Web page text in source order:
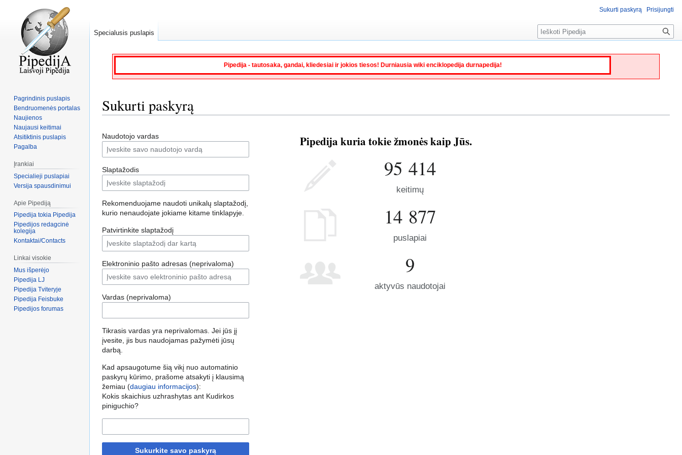
Pipedija - tautosaka, gandai, kliedesiai ir jokios tiesos! Durniausia wiki enciklopedija durnapedija!
Sukurti paskyrą
to
navigation
to
search
Naudotojo vardas
Slaptažodis
Rekomenduojame naudoti unikalų slaptažodį,
kurio nenaudojate jokiame kitame tinklapyje.
Patvirtinkite slaptažodį
Elektroninio pašto adresas (neprivaloma)
Vardas (neprivaloma)
Tikrasis vardas yra neprivalomas. Jei jūs jį
įvesite, jis bus naudojamas pažymėti jūsų
darbą.
Kad apsaugotume šią vikį nuo automatinio
paskyrų kūrimo, prašome atsakyti į klausimą
žemiau (daugiau informacijos):
Kokis skaichius uzhrashytas ant Kudirkos
piniguchio?
Sukurkite savo paskyrą
Pipedija kuria tokie žmonės kaip Jūs.
95 414
keitimų
14 877
puslapiai
9
aktyvūs naudotojai
Sukurti paskyrą Prisijungti
Specialusis puslapis Paieška
Pagrindinis puslapis
Bendruomenės portalas
Naujienos
Naujausi keitimai
Atsitiktinis puslapis
Pagalba
Įrankiai
Specialieji puslapiai
Versija spausdinimui
Apie Pipediją
Pipedija tokia Pipedija
Pipedijos redagcinė
kolegija
Kontaktai/Contacts
Linkai visokie
Mus išperėjo
Pipedija LJ
Pipedija Tviteryje
Pipedija Feisbuke
Pipedijos forumas